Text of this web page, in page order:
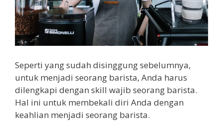
Seperti yang sudah disinggung sebelumnya,
untuk menjadi seorang barista, Anda harus
dilengkapi dengan skill wajib seorang barista.
Hal ini untuk membekali diri Anda dengan
keahlian menjadi seorang barista.